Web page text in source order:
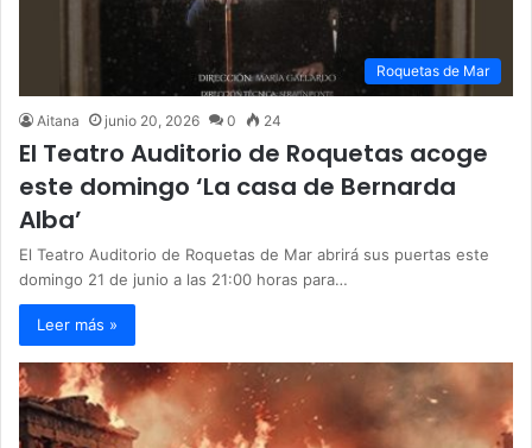
Roquetas de Mar
Aitana junio 20, 2026 0 24
El Teatro Auditorio de Roquetas acoge
este domingo ‘La casa de Bernarda
Alba’
El Teatro Auditorio de Roquetas de Mar abrirá sus puertas este
domingo 21 de junio a las 21:00 horas para…
Leer más »